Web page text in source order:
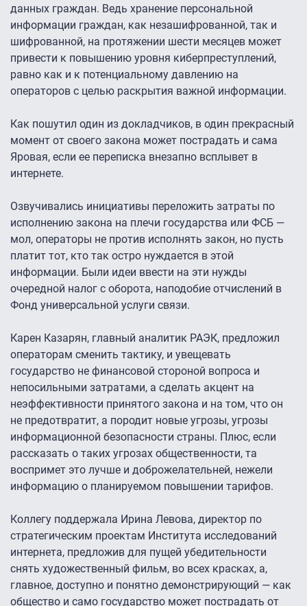
данных граждан. Ведь хранение персональной
информации граждан, как незашифрованной, так и
шифрованной, на протяжении шести месяцев может
привести к повышению уровня киберпреступлений,
равно как и к потенциальному давлению на
операторов с целью раскрытия важной информации.
Как пошутил один из докладчиков, в один прекрасный
момент от своего закона может пострадать и сама
Яровая, если ее переписка внезапно всплывет в
интернете.
Озвучивались инициативы переложить затраты по
исполнению закона на плечи государства или ФСБ —
мол, операторы не против исполнять закон, но пусть
платит тот, кто так остро нуждается в этой
информации. Были идеи ввести на эти нужды
очередной налог с оборота, наподобие отчислений в
Фонд универсальной услуги связи.
Карен Казарян, главный аналитик РАЭК, предложил
операторам сменить тактику, и увещевать
государство не финансовой стороной вопроса и
непосильными затратами, а сделать акцент на
неэффективности принятого закона и на том, что он
не предотвратит, а породит новые угрозы, угрозы
информационной безопасности страны. Плюс, если
рассказать о таких угрозах общественности, та
воспримет это лучше и доброжелательней, нежели
информацию о планируемом повышении тарифов.
Коллегу поддержала Ирина Левова, директор по
стратегическим проектам Института исследований
интернета, предложив для пущей убедительности
снять художественный фильм, во всех красках, а,
главное, доступно и понятно демонстрирующий — как
общество и само государство может пострадать от